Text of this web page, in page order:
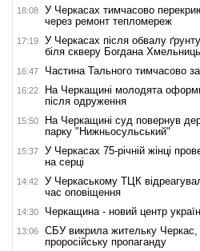
18:08
У Черкасах тимчасово
через ремонт тепломереж
17:19
У Черкасах після обвалу
біля скверу Богдана
16:47 Частина Тального тимчасово
16:22
На Черкащині молодята
після одруження
15:50
На Черкащині суд повернув
парку "Нижньосульський"
15:37
У Черкасах 75-річній жінці
на серці
14:42
У Черкаському ТЦК
час оповіщення
14:30 Черкащина - новий центр
13:06
СБУ викрила жительку
проросійську пропаганду